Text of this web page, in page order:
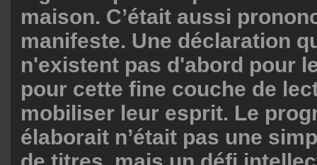
maison. C’était aussi
manifeste. Une déclaration
n'existent pas d'abord pour
pour cette fine couche de
mobiliser leur esprit. Le
élaborait n’était pas une